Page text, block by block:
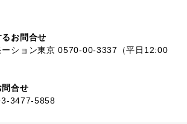
お問合せ
ーション東京 0570-00-3337（平日12:00
合せ
3477-5858